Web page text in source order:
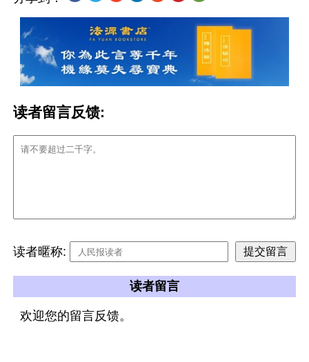
读者留言反馈:
读者暱称:
读者留言
欢迎您的留言反馈。